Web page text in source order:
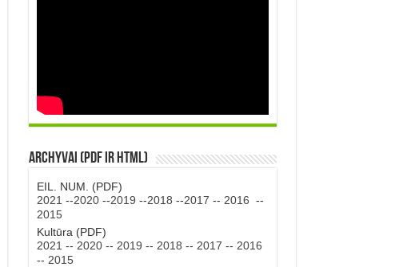
Archyvai (PDF ir HTML)
EIL. NUM. (PDF)
2021 --2020--2019 --2018 --2017 -- 2016 --
2015
Kultūra (PDF)
2021 -- 2020-- 2019 -- 2018 -- 2017 -- 2016
-- 2015